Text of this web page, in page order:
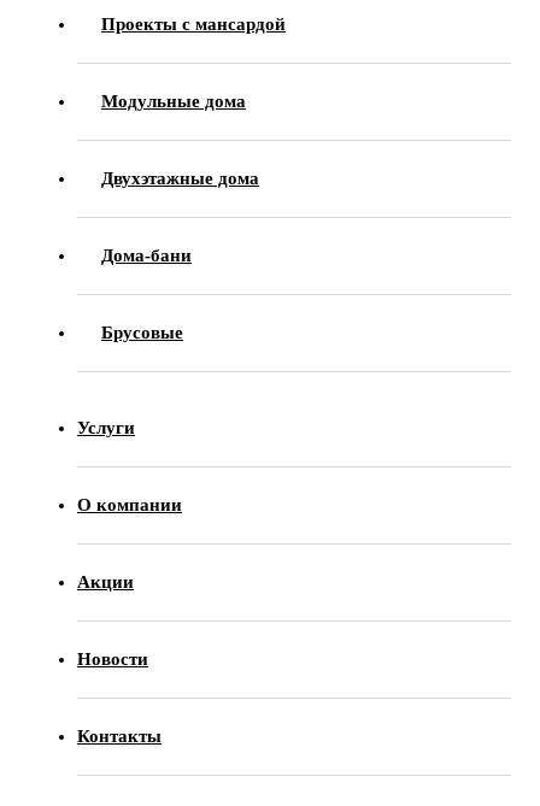
Проекты с мансардой
Модульные дома
Двухэтажные дома
Дома-бани
Брусовые
Услуги
О компании
Акции
Новости
Контакты